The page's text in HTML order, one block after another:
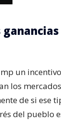
un
los
de si ese
del pueblo